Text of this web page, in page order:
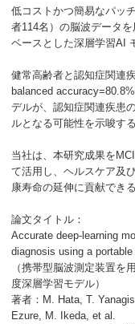
低コストかつ簡易なパッ
者114名）の脳波データ
ベースとした深層学習AI
健常高齢者と認知症関連
balanced accuracy=80.8%
デルが、認知症関連疾患
ルとなる可能性を示唆す
当社は、本研究成果を MCI
て活用し、ヘルスケア及
康寿命の延伸に貢献でき
論文タイトル：
Accurate deep-learning
diagnosis using a
（携帯型脳波測定装置を
度深層学習モデル）
著者： M. Hata, T.
Ezure, M. Ikeda, et al.